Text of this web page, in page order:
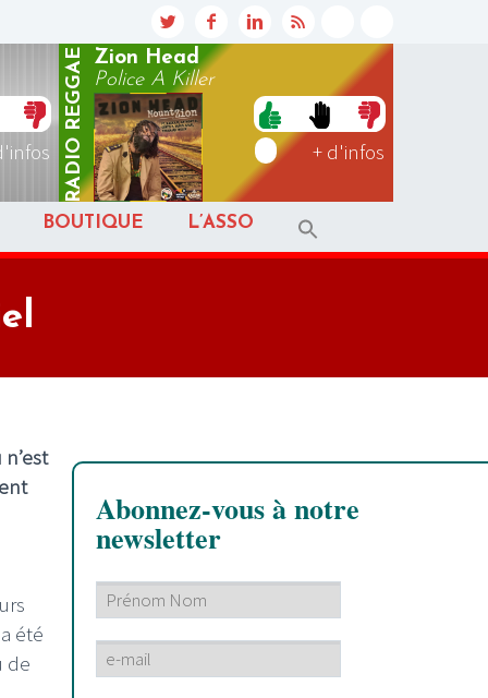
RADIO
REGGAE
Zion Head
Police A Killer
+ d'infos
BOUTIQUE L’ASSO
été
de
Abonnez-vous à notre
newsletter